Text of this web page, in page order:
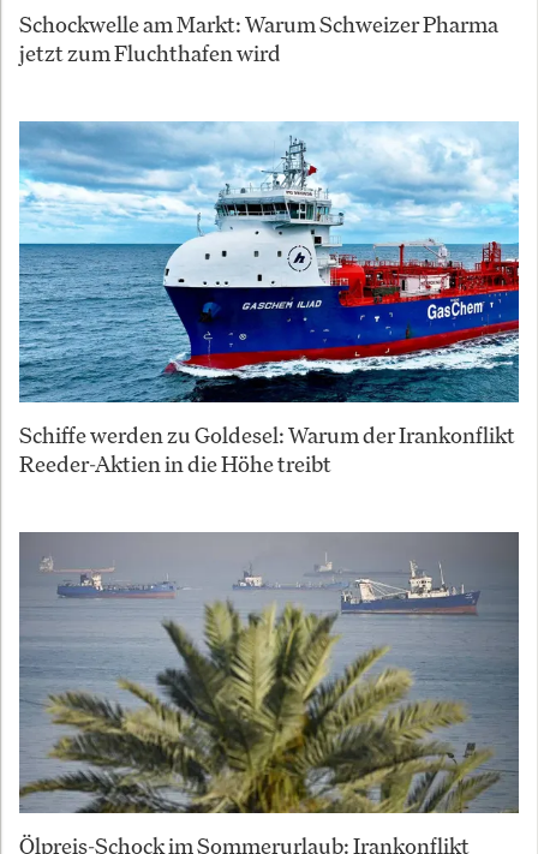
Schockwelle am Markt: Warum Schweizer Pharma
jetzt zum Fluchthafen wird
Schiffe werden zu Goldesel: Warum der Irankonflikt
Reeder-Aktien in die Höhe treibt
Ölpreis-Schock im Sommerurlaub: Irankonflikt